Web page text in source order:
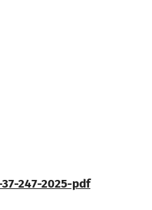
247-2025-pdf